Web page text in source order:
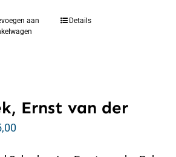
aan
Details
Ernst van der